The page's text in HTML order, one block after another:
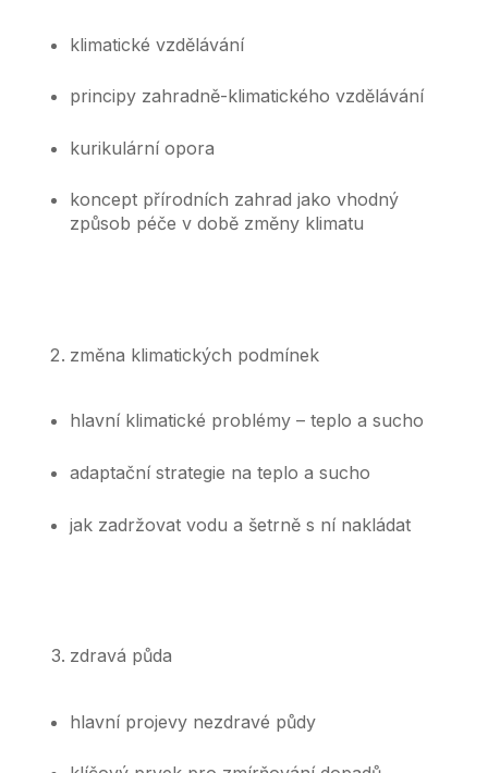
klimatické vzdělávání
principy zahradně-klimatického vzdělávání
kurikulární opora
koncept přírodních zahrad jako vhodný
způsob péče v době změny klimatu
změna klimatických podmínek
hlavní klimatické problémy – teplo a sucho
adaptační strategie na teplo a sucho
jak zadržovat vodu a šetrně s ní nakládat
zdravá půda
hlavní projevy nezdravé půdy